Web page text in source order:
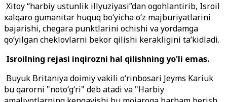
Xitoy “harbiy ustunlik illyuziyasi”dan ogohlantirib, Isroil
xalqaro gumanitar huquq boʻyicha oʻz majburiyatlarini
bajarishi, chegara punktlarini ochishi va yordamga
qoʻyilgan cheklovlarni bekor qilishi kerakligini taʼkidladi.
Isroilning rejasi inqirozni hal qilishning yo'li emas.
Buyuk Britaniya doimiy vakili o‘rinbosari Jeyms Kariuk
bu qarorni "noto‘g‘ri" deb atadi va "Harbiy